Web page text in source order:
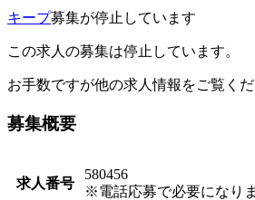
キープ募集が停止しています
この求人の募集は停止しています。
お手数ですが他の求人情報をご覧くだ
募集概要
求人番号
580456
※電話応募で必要になりま